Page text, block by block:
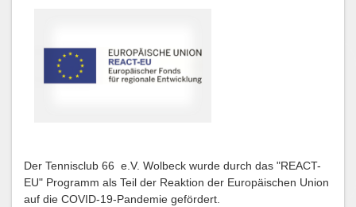
Der Tennisclub 66 e.V. Wolbeck wurde durch das "REACT-
EU" Programm als Teil der Reaktion der Europäischen Union
auf die COVID-19-Pandemie gefördert.